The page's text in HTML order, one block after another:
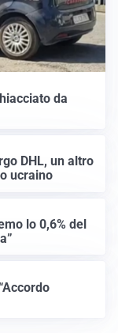
da
DHL, un altro
ucraino
lo 0,6% del